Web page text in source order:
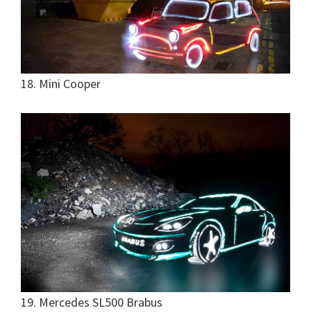
18. Mini Cooper
19. Mercedes SL500 Brabus